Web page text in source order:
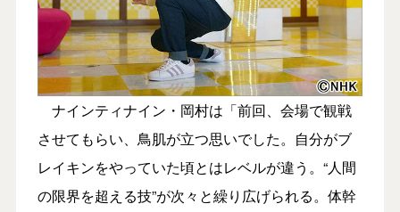
ナインティナイン・岡村は「前回、会場で観戦
させてもらい、鳥肌が立つ思いでした。自分がブ
レイキンをやっていた頃とはレベルが違う。“人間
の限界を超える技”が次々と繰り広げられる。体幹